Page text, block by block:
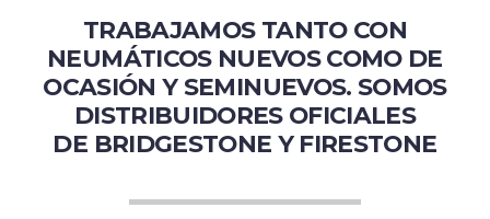
TRABAJAMOS TANTO CON
NEUMÁTICOS NUEVOS COMO DE
OCASIÓN Y SEMINUEVOS. SOMOS
DISTRIBUIDORES OFICIALES
DE BRIDGESTONE Y FIRESTONE